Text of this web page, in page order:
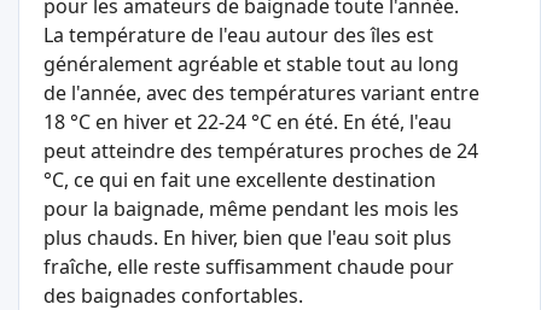
pour les amateurs de baignade toute l'année.
La température de l'eau autour des îles est
généralement agréable et stable tout au long
de l'année, avec des températures variant entre
18 °C en hiver et 22-24 °C en été. En été, l'eau
peut atteindre des températures proches de 24
°C, ce qui en fait une excellente destination
pour la baignade, même pendant les mois les
plus chauds. En hiver, bien que l'eau soit plus
fraîche, elle reste suffisamment chaude pour
des baignades confortables.